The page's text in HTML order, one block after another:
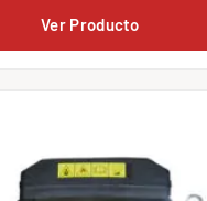
Ver Producto